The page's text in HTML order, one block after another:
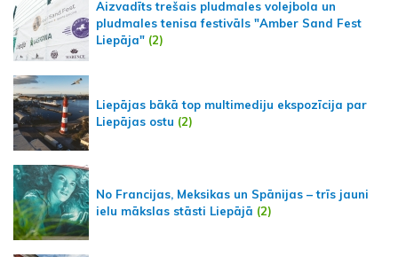
Aizvadīts trešais pludmales volejbola un
pludmales tenisa festivāls "Amber Sand Fest
Liepāja" (2)
Liepājas bākā top multimediju ekspozīcija par
Liepājas ostu (2)
No Francijas, Meksikas un Spānijas – trīs jauni
ielu mākslas stāsti Liepājā (2)